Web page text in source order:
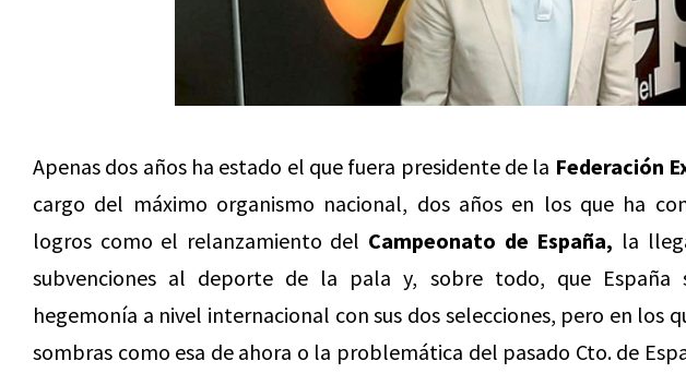
Apenas dos años ha estado el que fuera presidente de la Federación
cargo del máximo organismo nacional, dos años en los que ha
logros como el relanzamiento del Campeonato de España, la
subvenciones al deporte de la pala y, sobre todo, que España
hegemonía a nivel internacional con sus dos selecciones, pero en los
sombras como esa de ahora o la problemática del pasado Cto. de